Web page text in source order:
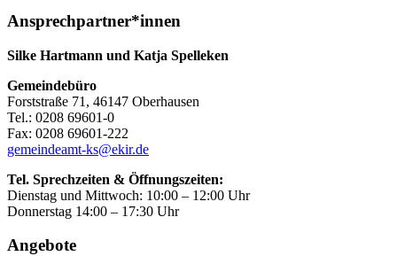
Ansprechpartner*innen
Silke Hartmann und Katja Spelleken
Gemeindebüro
Forststraße 71, 46147 Oberhausen
Tel.: 0208 69601-0
Fax: 0208 69601-222
gemeindeamt-ks@ekir.de
Tel. Sprechzeiten & Öffnungszeiten:
Dienstag und Mittwoch: 10:00 – 12:00 Uhr
Donnerstag 14:00 – 17:30 Uhr
Angebote